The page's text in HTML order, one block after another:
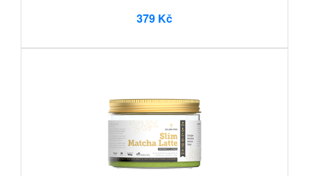
379 Kč